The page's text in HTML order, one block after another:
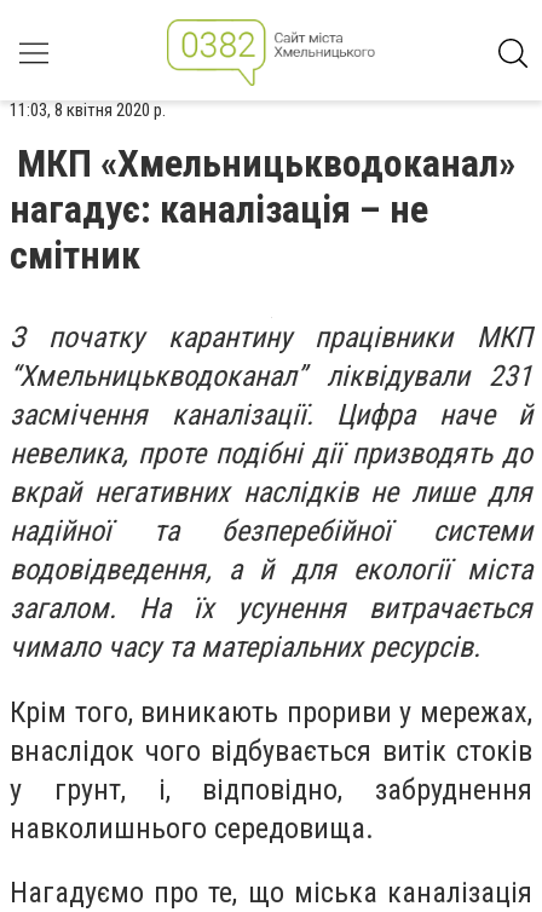
11:03, 8 квітня 2020 р.
МКП «Хмельницькводоканал»
нагадує: каналізація – не
смітник
З початку карантину працівники МКП
“Хмельницькводоканал” ліквідували 231
засмічення каналізації. Цифра наче й
невелика, проте подібні дії призводять до
вкрай негативних наслідків не лише для
надійної та безперебійної системи
водовідведення, а й для екології міста
загалом. На їх усунення витрачається
чимало часу та матеріальних ресурсів.
Крім того, виникають прориви у мережах,
внаслідок чого відбувається витік стоків
у грунт, і, відповідно, забруднення
навколишнього середовища.
Нагадуємо про те, що міська каналізація